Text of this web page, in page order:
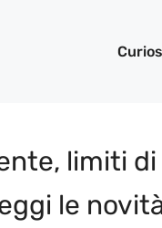
limiti
le